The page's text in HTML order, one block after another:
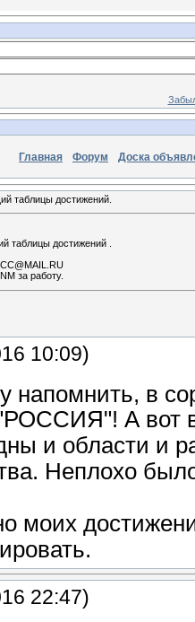
Главная Форум Доска
таблицы достижений.
достижений .
за работу.
10:09)
напомнить, в
А вот
и области и
Неплохо
моих
22:47)